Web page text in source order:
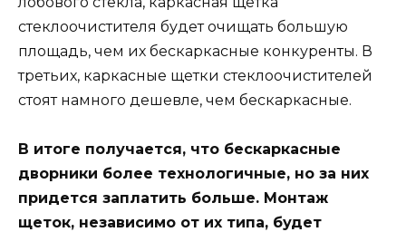
стеклоочистителя будет очищать большую
площадь, чем их бескаркасные конкуренты. В
третьих, каркасные щетки стеклоочистителей
стоят намного дешевле, чем бескаркасные.
В итоге получается, что бескаркасные
дворники более технологичные, но за них
придется заплатить больше. Монтаж
щеток, независимо от их типа, будет